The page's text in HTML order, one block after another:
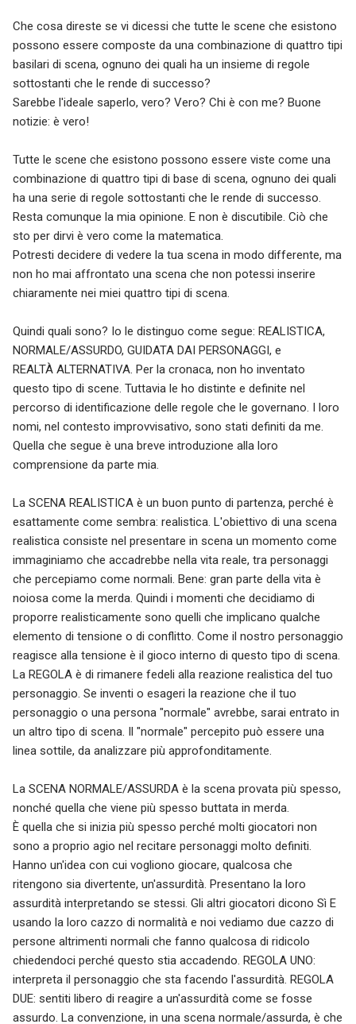
Che cosa direste se vi dicessi che tutte le scene che esistono
possono essere composte da una combinazione di quattro tipi
basilari di scena, ognuno dei quali ha un insieme di regole
sottostanti che le rende di successo?
Sarebbe l'ideale saperlo, vero? Vero? Chi è con me? Buone
notizie: è vero!
Tutte le scene che esistono possono essere viste come una
combinazione di quattro tipi di base di scena, ognuno dei quali
ha una serie di regole sottostanti che le rende di successo.
Resta comunque la mia opinione. E non è discutibile. Ciò che
sto per dirvi è vero come la matematica.
Potresti decidere di vedere la tua scena in modo differente, ma
non ho mai affrontato una scena che non potessi inserire
chiaramente nei miei quattro tipi di scena.
Quindi quali sono? Io le distinguo come segue: REALISTICA,
NORMALE/ASSURDO, GUIDATA DAI PERSONAGGI, e
REALTÀ ALTERNATIVA. Per la cronaca, non ho inventato
questo tipo di scene. Tuttavia le ho distinte e definite nel
percorso di identificazione delle regole che le governano. I loro
nomi, nel contesto improvvisativo, sono stati definiti da me.
Quella che segue è una breve introduzione alla loro
comprensione da parte mia.
La SCENA REALISTICA è un buon punto di partenza, perché è
esattamente come sembra: realistica. L'obiettivo di una scena
realistica consiste nel presentare in scena un momento come
immaginiamo che accadrebbe nella vita reale, tra personaggi
che percepiamo come normali. Bene: gran parte della vita è
noiosa come la merda. Quindi i momenti che decidiamo di
proporre realisticamente sono quelli che implicano qualche
elemento di tensione o di conflitto. Come il nostro personaggio
reagisce alla tensione è il gioco interno di questo tipo di scena.
La REGOLA è di rimanere fedeli alla reazione realistica del tuo
personaggio. Se inventi o esageri la reazione che il tuo
personaggio o una persona "normale" avrebbe, sarai entrato in
un altro tipo di scena. Il "normale" percepito può essere una
linea sottile, da analizzare più approfonditamente.
La SCENA NORMALE/ASSURDA è la scena provata più spesso,
nonché quella che viene più spesso buttata in merda.
È quella che si inizia più spesso perché molti giocatori non
sono a proprio agio nel recitare personaggi molto definiti.
Hanno un'idea con cui vogliono giocare, qualcosa che
ritengono sia divertente, un'assurdità. Presentano la loro
assurdità interpretando se stessi. Gli altri giocatori dicono Sì E
usando la loro cazzo di normalità e noi vediamo due cazzo di
persone altrimenti normali che fanno qualcosa di ridicolo
chiedendoci perché questo stia accadendo. REGOLA UNO:
interpreta il personaggio che sta facendo l'assurdità. REGOLA
DUE: sentiti libero di reagire a un'assurdità come se fosse
assurdo. La convenzione, in una scena normale/assurda, è che